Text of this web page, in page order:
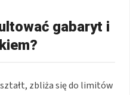
gabaryt i
zbliża się do limitów